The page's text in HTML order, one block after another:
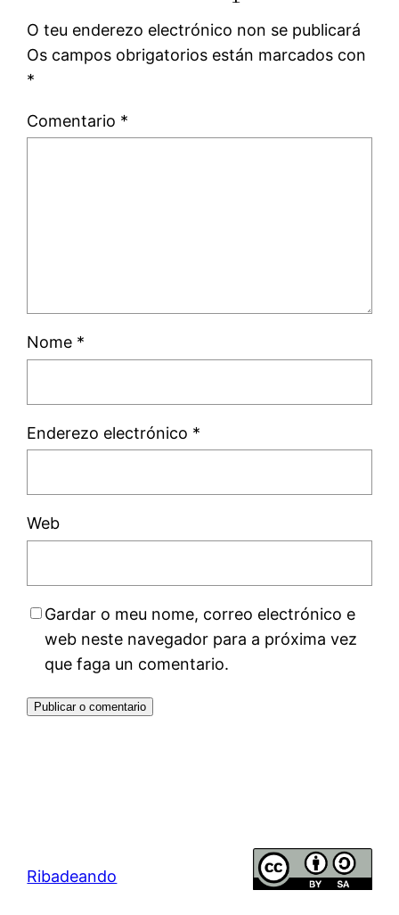
O teu enderezo electrónico non se publicará
Os campos obrigatorios están marcados con
*
Comentario *
Nome *
Enderezo electrónico *
Web
Gardar o meu nome, correo electrónico e
web neste navegador para a próxima vez
que faga un comentario.
Ribadeando